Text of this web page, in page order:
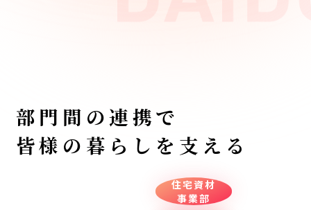
部門間の連携で
皆様の暮らしを支える
住宅資材
事業部